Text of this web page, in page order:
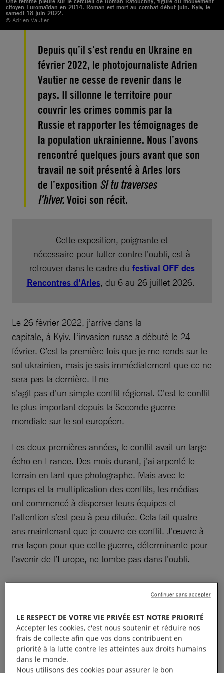
citoyen Euromaïdan en 2014. Roman est mort au combat début juin. Kyiv, le
samedi 18 juin 2022.
© Adrien Vautier
Depuis qu’il s’est rendu en Ukraine en
février 2022, le photojournaliste Adrien
Vautier ne cesse de revenir dans le
pays. Il sillonne le territoire pour
couvrir les crimes commis par la
Russie et rapporter les témoignages de
la population ukrainienne. Nous l’avons
rencontré quelques jours avant que son
travail ne soit présenté à Arles lors
de l’exposition Si tu traverses
l’hiver.Voici son récit.
Cette exposition, poignante et
nécessaire pour lutter contre l’oubli, est à
retrouver dans le cadre du festival OFF des
Rencontres d’Arles, du 6 au 26 juillet 2026.
Le 26 février 2022, j’arrive dans la
capitale, à Kyiv. L’invasion russe a débuté le 24
février. C’est la première fois que je me rends sur le
sol ukrainien, mais je sais immédiatement que ce ne
sera pas la dernière. Il ne
s’agit pas d’un simple conflit régional. C’est le conflit
le plus important depuis la Seconde guerre
mondiale sur le sol européen.
Les deux premières années, le conflit avait un large
écho en France. Des mois durant, j’ai arpenté le
terrain en tant que photographe. Mais avec le
temps et la multiplication des conflits, les médias
ont commencé à disperser leurs équipes et
l’attention s’est peu à peu diluée. Cela fait quatre
ans maintenant que je couvre ce conflit. J’œuvre à
ma façon pour que cette guerre, déterminante pour
l’avenir de l’Europe, ne tombe pas dans l’oubli.
Qui est Adrien Vautier ?
Un peuple en résistance
LE RESPECT DE VOTRE VIE PRIVÉE EST NOTRE PRIORITÉ
Accepter les cookies, c'est nous soutenir et réduire nos
frais de collecte afin que vos dons contribuent en
priorité à la lutte contre les atteintes aux droits humains
dans le monde.
Nous utilisons des cookies pour assurer le bon
Continuer sans accepter